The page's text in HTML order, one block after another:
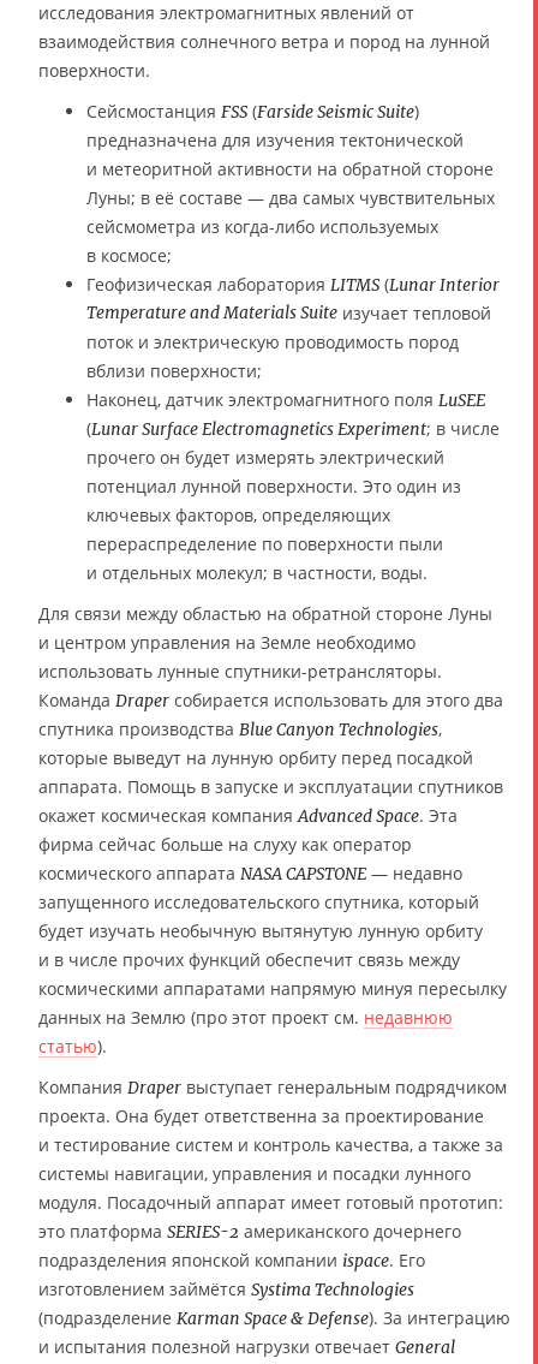
исследования электромагнитных явлений от
взаимодействия солнечного ветра и пород на лунной
поверхности.
Сейсмостанция FSS (Farside Seismic Suite)
предназначена для изучения тектонической
и метеоритной активности на обратной стороне
Луны; в её составе — два самых чувствительных
сейсмометра из когда-либо используемых
в космосе;
Геофизическая лаборатория LITMS (Lunar Interior
Temperature and Materials Suite изучает тепловой
поток и электрическую проводимость пород
вблизи поверхности;
Наконец, датчик электромагнитного поля LuSEE
(Lunar Surface Electromagnetics Experiment; в числе
прочего он будет измерять электрический
потенциал лунной поверхности. Это один из
ключевых факторов, определяющих
перераспределение по поверхности пыли
и отдельных молекул; в частности, воды.
Для связи между областью на обратной стороне Луны
и центром управления на Земле необходимо
использовать лунные спутники-ретрансляторы.
Команда Draper собирается использовать для этого два
спутника производства Blue Canyon Technologies,
которые выведут на лунную орбиту перед посадкой
аппарата. Помощь в запуске и эксплуатации спутников
окажет космическая компанияAdvanced Space. Этa
фирма сейчас больше на слуху как оператор
космического аппарата NASA CAPSTONE — недавно
запущенного исследовательского спутника, который
будет изучать необычную вытянутую лунную орбиту
и в числе прочих функций обеспечит связь между
космическими аппаратами напрямую минуя пересылку
данных на Землю (про этот проект см. недавнюю
статью).
Компания Draper выступает генеральным подрядчиком
проекта. Она будет ответственна за проектирование
и тестирование систем и контроль качества, а также за
системы навигации, управления и посадки лунного
модуля. Посадочный аппарат имеет готовый прототип:
это платформа SERIES-2 американского дочернего
подразделения японской компании ispace. Его
изготовлением займётся Systima Technologies
(подразделение Karman Space & Defense). За интеграцию
и испытания полезной нагрузки отвечает General